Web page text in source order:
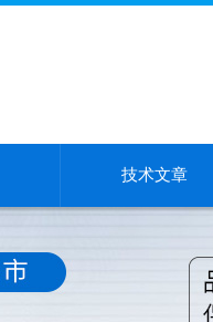
技术文章